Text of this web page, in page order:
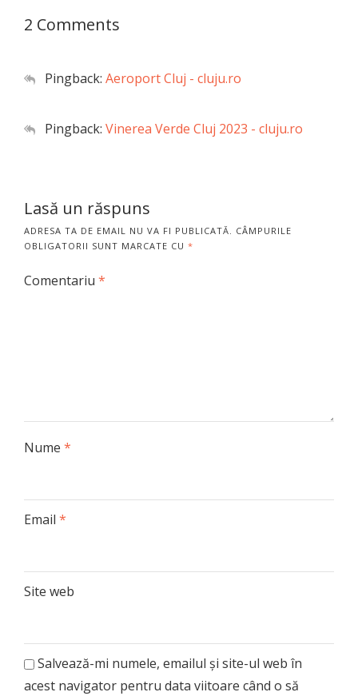
2 Comments
Pingback: Aeroport Cluj - cluju.ro
Pingback: Vinerea Verde Cluj 2023 - cluju.ro
Lasă un răspuns
ADRESA TA DE EMAIL NU VA FI PUBLICATĂ. CÂMPURILE
OBLIGATORII SUNT MARCATE CU *
Comentariu *
Nume *
Email *
Site web
Salvează-mi numele, emailul și site-ul web în
acest navigator pentru data viitoare când o să